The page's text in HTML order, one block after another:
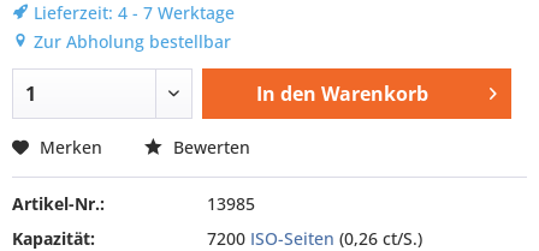
Lieferzeit: 4 - 7 Werktage
Zur Abholung bestellbar
In den Warenkorb
Merken Bewerten
Artikel-Nr.:
13985
Kapazität:
7200 ISO-Seiten (0,26 ct/S.)